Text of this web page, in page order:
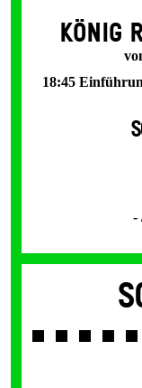
KÖNIG
18:45
-